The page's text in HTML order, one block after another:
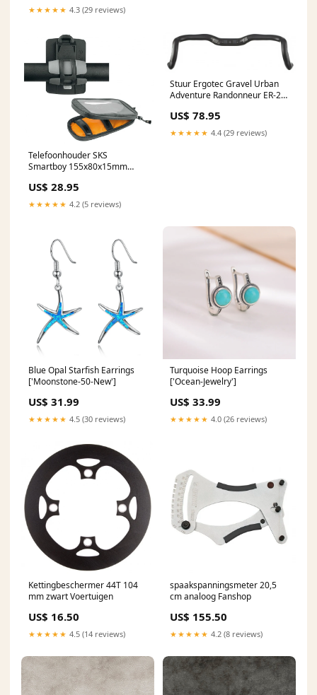
★★★★★ 4.3 (29 reviews)
Telefoonhouder SKS
Smartboy 155x80x15mm
US$ 28.95
★★★★★ 4.2 (5 reviews)
Stuur Ergotec Gravel Urban
Adventure Randonneur ER-20
Puzzels
US$ 78.95
★★★★★ 4.4 (29 reviews)
Blue Opal Starfish Earrings
['Moonstone-50-New']
US$ 31.99
★★★★★ 4.5 (30 reviews)
Turquoise Hoop Earrings
['Ocean-Jewelry']
US$ 33.99
★★★★★ 4.0 (26 reviews)
Kettingbeschermer 44T 104
mm zwart Voertuigen
US$ 16.50
★★★★★ 4.5 (14 reviews)
spaakspanningsmeter 20,5
cm analoog Fanshop
US$ 155.50
★★★★★ 4.2 (8 reviews)